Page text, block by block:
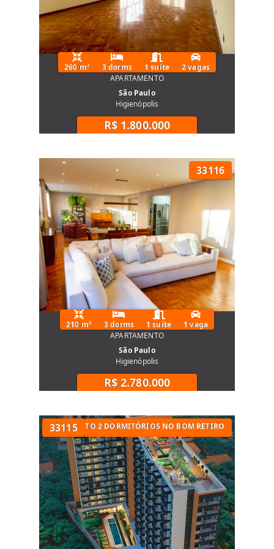
260 m² 3 dorms 1 suíte
2 vagas
APARTAMENTO
São Paulo
Higienópolis
R$ 1.800.000
33116
210 m² 3 dorms 1 suíte
1 vaga
APARTAMENTO
São Paulo
Higienópolis
R$ 2.780.000
33115
APARTAMENTO 2 DORMITÓRIOS NO BOM RETIRO